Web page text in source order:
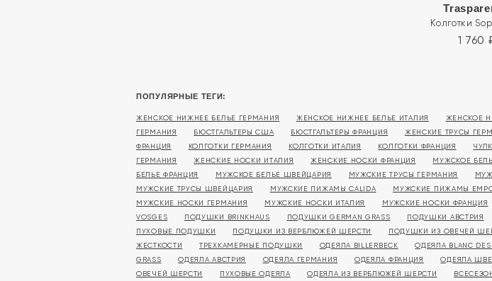
Колготки
1 760
ПОПУЛЯРНЫЕ ТЕГИ:
ЖЕНСКОЕ НИЖНЕЕ БЕЛЬЕ ГЕРМАНИЯ ЖЕНСКОЕ НИЖНЕЕ БЕЛЬЕ ИТАЛИЯ ЖЕНСКОЕ
ГЕРМАНИЯ
БЮСТГАЛЬТЕРЫ США БЮСТГАЛЬТЕРЫ ФРАНЦИЯ ЖЕНСКИЕ ТРУСЫ
ФРАНЦИЯ
КОЛГОТКИ ГЕРМАНИЯ КОЛГОТКИ ИТАЛИЯ КОЛГОТКИ ФРАНЦИЯ
ГЕРМАНИЯ
ЖЕНСКИЕ НОСКИ ИТАЛИЯ ЖЕНСКИЕ НОСКИ ФРАНЦИЯ МУЖСКОЕ
БЕЛЬЕ ФРАНЦИЯ
МУЖСКОЕ БЕЛЬЕ ШВЕЙЦАРИЯ МУЖСКИЕ ТРУСЫ ГЕРМАНИЯ
МУЖСКИЕ ТРУСЫ ШВЕЙЦАРИЯ
МУЖСКИЕ ПИЖАМЫ CALIDA МУЖСКИЕ ПИЖАМЫ
МУЖСКИЕ НОСКИ ГЕРМАНИЯ
МУЖСКИЕ НОСКИ ИТАЛИЯ МУЖСКИЕ НОСКИ ФРАНЦИЯ
VOSGES
ПОДУШКИ BRINKHAUS ПОДУШКИ GERMAN GRASS ПОДУШКИ АВСТРИЯ
ПУХОВЫЕ ПОДУШКИ
ПОДУШКИ ИЗ ВЕРБЛЮЖЕЙ ШЕРСТИ ПОДУШКИ ИЗ ОВЕЧЕЙ
ЖЕСТКОСТИ
ТРЕХКАМЕРНЫЕ ПОДУШКИ ОДЕЯЛА BILLERBECK ОДЕЯЛА BLANC DES
GRASS
ОДЕЯЛА АВСТРИЯ ОДЕЯЛА ГЕРМАНИЯ ОДЕЯЛА ФРАНЦИЯ ОДЕЯЛА
ОВЕЧЕЙ ШЕРСТИ
ПУХОВЫЕ ОДЕЯЛА ОДЕЯЛА ИЗ ВЕРБЛЮЖЕЙ ШЕРСТИ